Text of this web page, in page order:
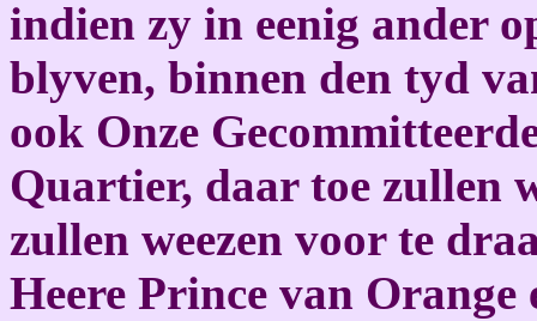
indien zy in eenig ander
blyven, binnen den tyd
ook Onze
Quartier, daar toe zullen
zullen weezen voor te
Heere Prince van Orange